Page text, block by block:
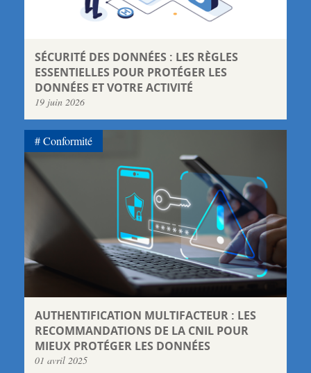
SÉCURITÉ DES DONNÉES : LES RÈGLES
ESSENTIELLES POUR PROTÉGER LES
DONNÉES ET VOTRE ACTIVITÉ
19 juin 2026
AUTHENTIFICATION MULTIFACTEUR : LES
RECOMMANDATIONS DE LA CNIL POUR
MIEUX PROTÉGER LES DONNÉES
01 avril 2025
Conformité